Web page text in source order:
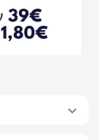
